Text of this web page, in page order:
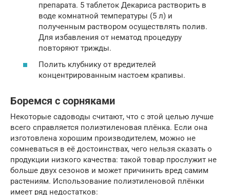
препарата. 5 таблеток Декариса растворить в
воде комнатной температуры (5 л) и
полученным раствором осуществлять полив.
Для избавления от нематод процедуру
повторяют трижды.
Полить клубнику от вредителей
концентрированным настоем крапивы.
Боремся с сорняками
Некоторые садоводы считают, что с этой целью лучше
всего справляется полиэтиленовая плёнка. Если она
изготовлена хорошим производителем, можно не
сомневаться в её достоинствах, чего нельзя сказать о
продукции низкого качества: такой товар прослужит не
больше двух сезонов и может причинить вред самим
растениям. Использование полиэтиленовой плёнки
имеет ряд недостатков: